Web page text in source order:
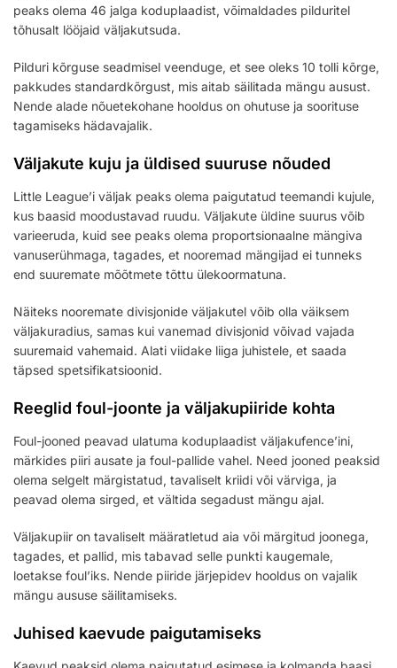
peaks olema 46 jalga koduplaadist, võimaldades pilduritel
tõhusalt lööjaid väljakutsuda.
Pilduri kõrguse seadmisel veenduge, et see oleks 10 tolli kõrge,
pakkudes standardkõrgust, mis aitab säilitada mängu ausust.
Nende alade nõuetekohane hooldus on ohutuse ja soorituse
tagamiseks hädavajalik.
Väljakute kuju ja üldised suuruse nõuded
Little League’i väljak peaks olema paigutatud teemandi kujule,
kus baasid moodustavad ruudu. Väljakute üldine suurus võib
varieeruda, kuid see peaks olema proportsionaalne mängiva
vanuserühmaga, tagades, et nooremad mängijad ei tunneks
end suuremate mõõtmete tõttu ülekoormatuna.
Näiteks nooremate divisjonide väljakutel võib olla väiksem
väljakuradius, samas kui vanemad divisjonid võivad vajada
suuremaid vahemaid. Alati viidake liiga juhistele, et saada
täpsed spetsifikatsioonid.
Reeglid foul-joonte ja väljakupiiride kohta
Foul-jooned peavad ulatuma koduplaadist väljakufence’ini,
märkides piiri ausate ja foul-pallide vahel. Need jooned peaksid
olema selgelt märgistatud, tavaliselt kriidi või värviga, ja
peavad olema sirged, et vältida segadust mängu ajal.
Väljakupiir on tavaliselt määratletud aia või märgitud joonega,
tagades, et pallid, mis tabavad selle punkti kaugemale,
loetakse foul’iks. Nende piiride järjepidev hooldus on vajalik
mängu aususe säilitamiseks.
Juhised kaevude paigutamiseks